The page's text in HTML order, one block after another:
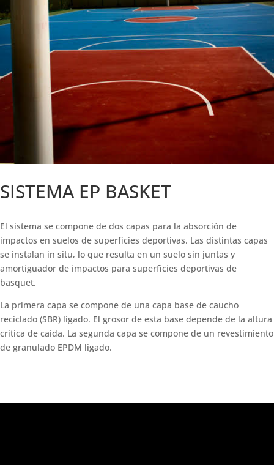
SISTEMA EP BASKET
El sistema se compone de dos capas para la absorción de
impactos en suelos de superficies deportivas. Las distintas capas
se instalan in situ, lo que resulta en un suelo sin juntas y
amortiguador de impactos para superficies deportivas de
basquet.
La primera capa se compone de una capa base de caucho
reciclado (SBR) ligado. El grosor de esta base depende de la altura
crítica de caída. La segunda capa se compone de un revestimiento
de granulado EPDM ligado.